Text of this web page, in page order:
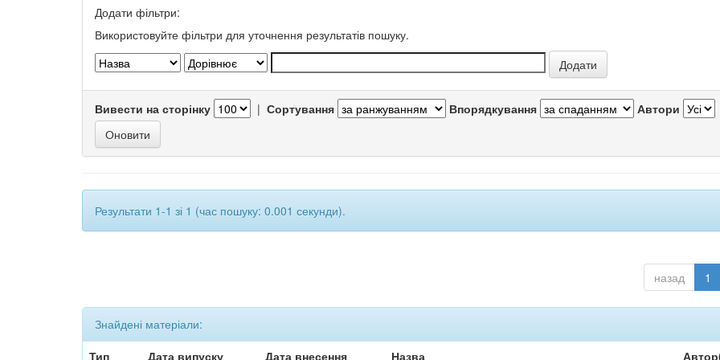
Додати фільтри:
Використовуйте фільтри для уточнення результатів пошуку.
Вивести на сторінку | Сортування Впорядкування Автори
Результати 1-1 зі 1 (час пошуку: 0.001 секунди).
назад 1
Знайдені матеріали:
Тип
Дата випуску Дата внесення Назва